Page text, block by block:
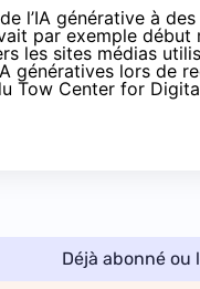
l’IA générative à
par exemple début
les sites médias
génératives lors de
Tow Center for
Déjà abonné ou